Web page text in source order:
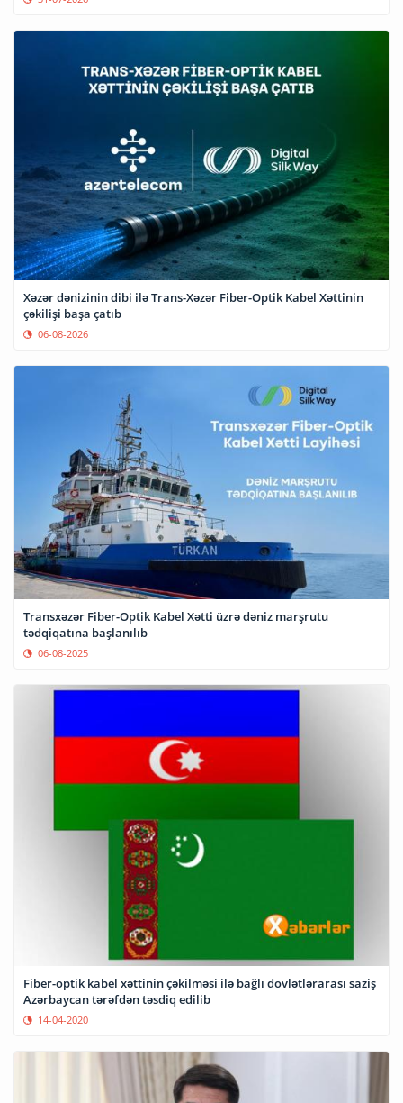
Xəzər dənizinin dibi ilə Trans-Xəzər Fiber-Optik Kabel Xəttinin
çəkilişi başa çatıb
06-08-2026
Transxəzər Fiber-Optik Kabel Xətti üzrə dəniz marşrutu
tədqiqatına başlanılıb
06-08-2025
Fiber-optik kabel xəttinin çəkilməsi ilə bağlı dövlətlərarası saziş
Azərbaycan tərəfdən təsdiq edilib
14-04-2020